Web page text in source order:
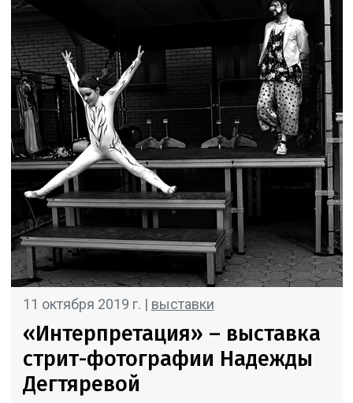
11 октября 2019 г. | выставки
«Интерпретация» – выставка
стрит-фотографии Надежды
Дегтяревой